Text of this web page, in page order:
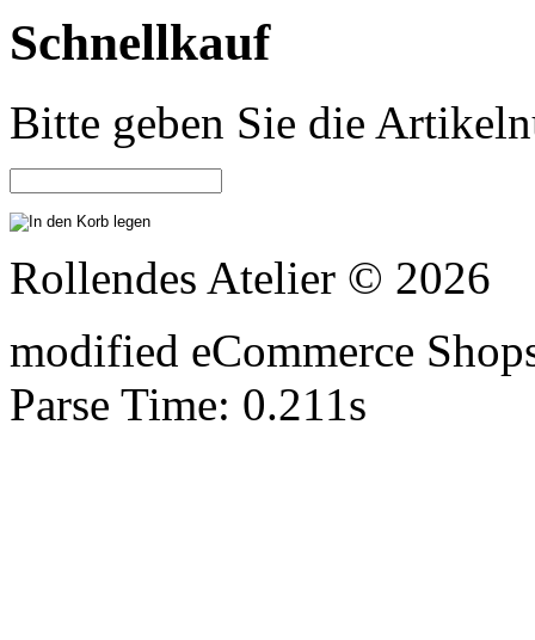
Schnellkauf
Bitte geben Sie die
Rollendes Atelier © 2026
modified eCommerce
Parse Time: 0.211s